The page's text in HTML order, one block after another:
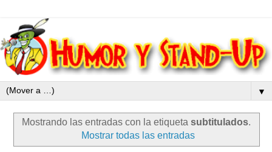
▼
Mostrando las entradas con la etiqueta subtitulados.
Mostrar todas las entradas